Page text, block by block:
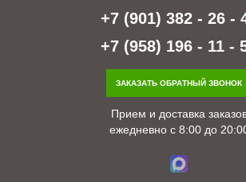
+7 (901) 382 - 26 -
+7 (958) 196 - 11 -
ЗАКАЗАТЬ ОБРАТНЫЙ ЗВОНОК
Прием и доставка
ежедневно с 8:00 до